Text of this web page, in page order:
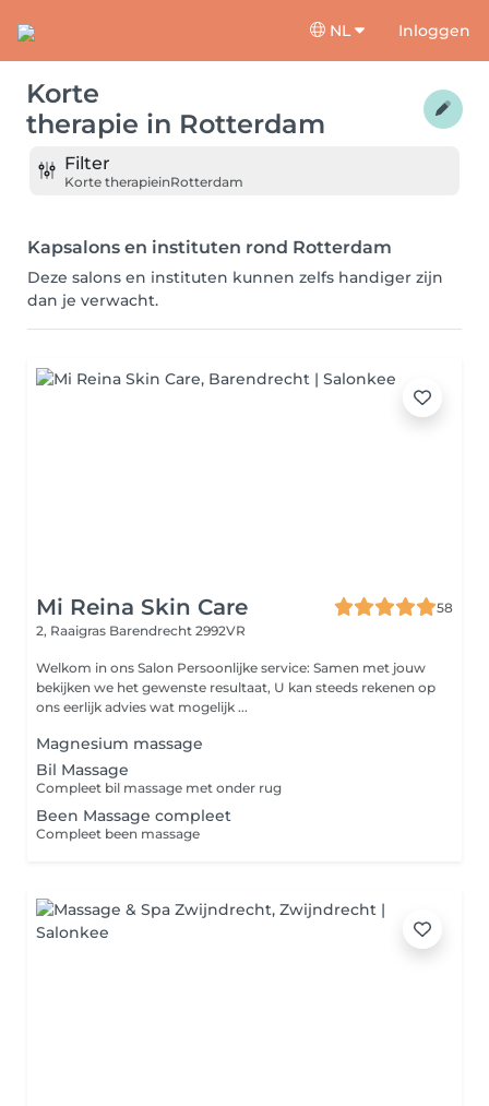
NL Inloggen
Korte
therapie in Rotterdam
Filter
Korte therapieinRotterdam
Kapsalons en instituten rond Rotterdam
Deze salons en instituten kunnen zelfs handiger zijn
dan je verwacht.
Mi Reina Skin Care
58
2, Raaigras Barendrecht 2992VR
Welkom in ons Salon Persoonlijke service: Samen met jouw
bekijken we het gewenste resultaat, U kan steeds rekenen op
ons eerlijk advies wat mogelijk ...
Magnesium massage
Bil Massage
Compleet bil massage met onder rug
Been Massage compleet
Compleet been massage